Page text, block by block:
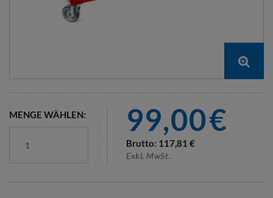
MENGE WÄHLEN: 99,00€
Brutto: 117,81 €
Exkl. MwSt.